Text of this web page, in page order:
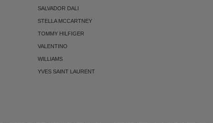
SALVADOR DALI
STELLA MCCARTNEY
TOMMY HILFIGER
VALENTINO
WILLIAMS
YVES SAINT LAURENT